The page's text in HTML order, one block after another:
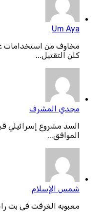
Um Aya
مخاوف من استخدامات
كلن التقتيل...
مجدي المشرف
الموافق...
شمس الإسلام
معبوبه الغرقت فى بت